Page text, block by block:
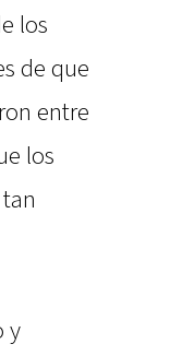
los
de que
entre
los
y